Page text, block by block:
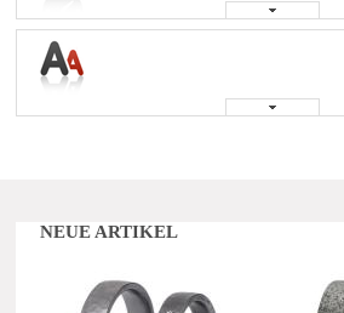
NEUE ARTIKEL